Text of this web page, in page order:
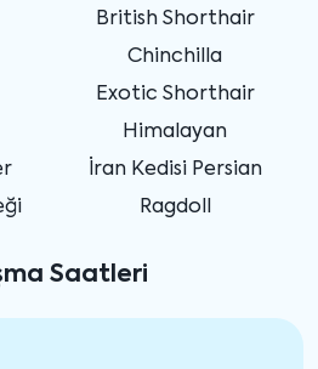
British Shorthair
Chinchilla
Exotic Shorthair
Himalayan
İran Kedisi Persian
Ragdoll
Saatleri